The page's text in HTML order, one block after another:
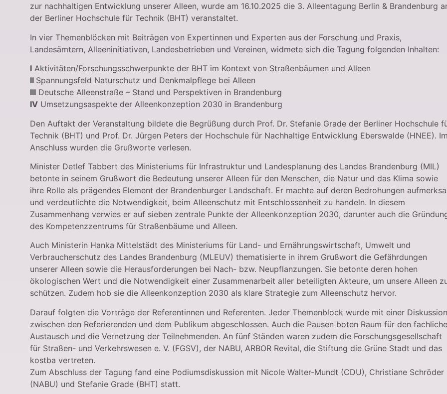
zur nachhaltigen Entwicklung unserer Alleen, wurde am 16.10.2025 die 3. Alleentagung Berlin & Brandenburg
der Berliner Hochschule für Technik (BHT) veranstaltet.
In vier Themenblöcken mit Beiträgen von Expertinnen und Experten aus der Forschung und Praxis,
Landesämtern, Alleeninitiativen, Landesbetrieben und Vereinen, widmete sich die Tagung folgenden Inhalten:
I Aktivitäten/Forschungsschwerpunkte der BHT im Kontext von Straßenbäumen und Alleen
II Spannungsfeld Naturschutz und Denkmalpflege bei Alleen
III Deutsche Alleenstraße – Stand und Perspektiven in Brandenburg
IV Umsetzungsaspekte der Alleenkonzeption 2030 in Brandenburg
Den Auftakt der Veranstaltung bildete die Begrüßung durch Prof. Dr. Stefanie Grade der Berliner Hochschule
Technik (BHT) und Prof. Dr. Jürgen Peters der Hochschule für Nachhaltige Entwicklung Eberswalde (HNEE). Im
Anschluss wurden die Grußworte verlesen.
Minister Detlef Tabbert des Ministeriums für Infrastruktur und Landesplanung des Landes Brandenburg (MIL)
betonte in seinem Grußwort die Bedeutung unserer Alleen für den Menschen, die Natur und das Klima sowie
ihre Rolle als prägendes Element der Brandenburger Landschaft. Er machte auf deren Bedrohungen
und verdeutlichte die Notwendigkeit, beim Alleenschutz mit Entschlossenheit zu handeln. In diesem
Zusammenhang verwies er auf sieben zentrale Punkte der Alleenkonzeption 2030, darunter auch die
des Kompetenzzentrums für Straßenbäume und Alleen.
Auch Ministerin Hanka Mittelstädt des Ministeriums für Land- und Ernährungswirtschaft, Umwelt und
Verbraucherschutz des Landes Brandenburg (MLEUV) thematisierte in ihrem Grußwort die Gefährdungen
unserer Alleen sowie die Herausforderungen bei Nach- bzw. Neupflanzungen. Sie betonte deren hohen
ökologischen Wert und die Notwendigkeit einer Zusammenarbeit aller beteiligten Akteure, um unsere Alleen
schützen. Zudem hob sie die Alleenkonzeption 2030 als klare Strategie zum Alleenschutz hervor.
Darauf folgten die Vorträge der Referentinnen und Referenten. Jeder Themenblock wurde mit einer Diskussion
zwischen den Referierenden und dem Publikum abgeschlossen. Auch die Pausen boten Raum für den
Austausch und die Vernetzung der Teilnehmenden. An fünf Ständen waren zudem die Forschungsgesellschaft
für Straßen- und Verkehrswesen e. V. (FGSV), der NABU, ARBOR Revital, die Stiftung die Grüne Stadt und das
kostba vertreten.
Zum Abschluss der Tagung fand eine Podiumsdiskussion mit Nicole Walter-Mundt (CDU), Christiane Schröder
(NABU) und Stefanie Grade (BHT) statt.